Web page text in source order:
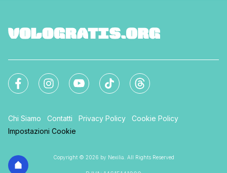
Chi Siamo Contatti Privacy Policy
Cookie Policy
Impostazioni Cookie
Copyright © 2026 by Nexilia. All Rights Reserved